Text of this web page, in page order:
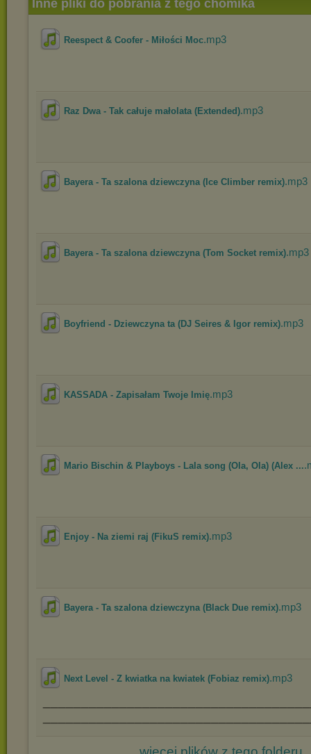
Inne pliki do pobrania z tego chomika
Reespect & Coofer - Miłości Moc.mp3
Raz Dwa - Tak całuje małolata (Extended).mp3
Bayera - Ta szalona dziewczyna (Ice Climber remix).mp3
Bayera - Ta szalona dziewczyna (Tom Socket remix).mp3
Boyfriend - Dziewczyna ta (DJ Seires & Igor remix).mp3
KASSADA - Zapisałam Twoje Imię.mp3
Mario Bischin & Playboys - Lala song (Ola, Ola) (Alex ...
Enjoy - Na ziemi raj (FikuS remix).mp3
Bayera - Ta szalona dziewczyna (Black Due remix).mp3
Next Level - Z kwiatka na kwiatek (Fobiaz remix).mp3